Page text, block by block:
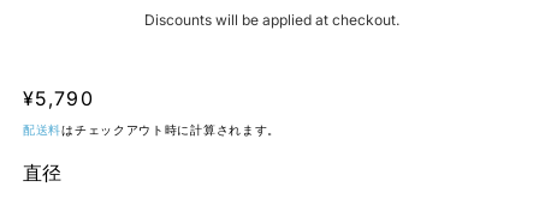
Discounts will be applied at checkout.
通
常
格
¥5,790
配送料はチェックアウト時に計算されます。
直径